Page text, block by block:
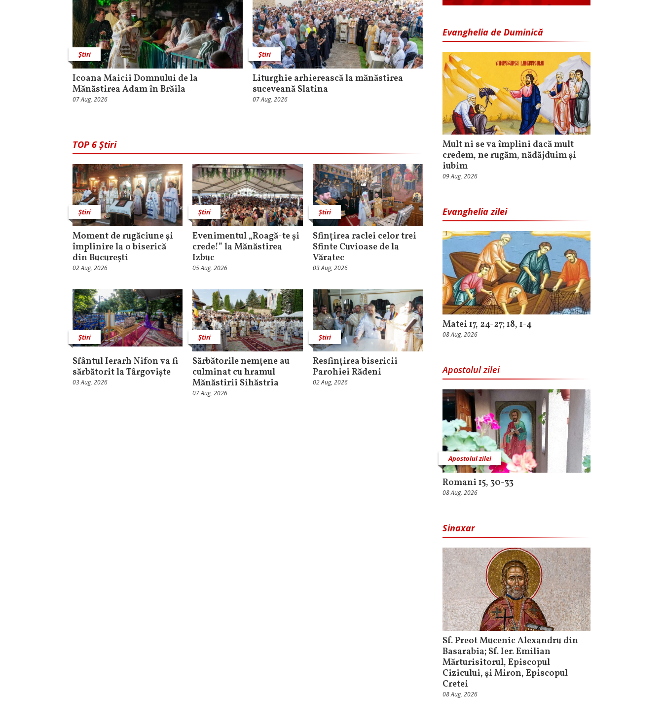
Știri
Icoana Maicii Domnului de la
Mănăstirea Adam în Brăila
07 Aug, 2026
Știri
Liturghie arhierească la mănăstirea
suceveană Slatina
07 Aug, 2026
TOP 6 Știri
Știri
Moment de rugăciune şi
împlinire la o biserică
din Bucureşti
02 Aug, 2026
Știri
Evenimentul „Roagă-te și
crede!” la Mănăstirea
Izbuc
05 Aug, 2026
Știri
Sfințirea raclei celor trei
Sfinte Cuvioase de la
Văratec
03 Aug, 2026
Știri
Sfântul Ierarh Nifon va fi
sărbătorit la Târgoviște
03 Aug, 2026
Știri
Sărbătorile nemţene au
culminat cu hramul
Mănăstirii Sihăstria
07 Aug, 2026
Știri
Resfințirea bisericii
Parohiei Rădeni
02 Aug, 2026
Evanghelia de Duminică
Mult ni se va împlini dacă mult
credem, ne rugăm, nădăjduim și
iubim
09 Aug, 2026
Evanghelia zilei
Matei 17, 24-27; 18, 1-4
08 Aug, 2026
Apostolul zilei
Apostolul zilei
Romani 15, 30-33
08 Aug, 2026
Sinaxar
Sf. Preot Mucenic Alexandru din
Basarabia; Sf. Ier. Emilian
Mărturisitorul, Episcopul
Cizicului, şi Miron, Episcopul
Cretei
08 Aug, 2026